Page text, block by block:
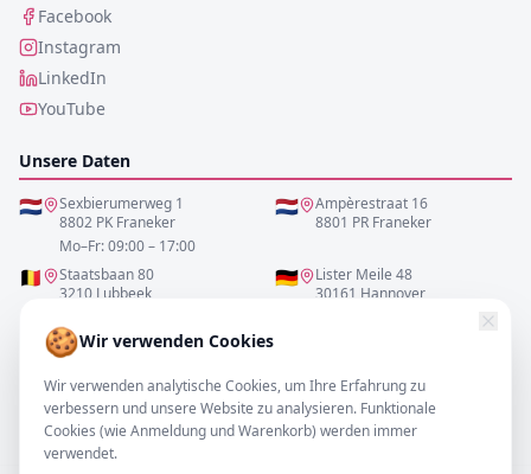
🍪Wir verwenden Cookies
Wir verwenden analytische Cookies, um Ihre Erfahrung zu
verbessern und unsere Website zu analysieren. Funktionale
Cookies (wie Anmeldung und Warenkorb) werden immer
verwendet.
Facebook
Instagram
LinkedIn
YouTube
Unsere Daten
🇳🇱
Sexbierumerweg 1
8802 PK Franeker
Mo–Fr: 09:00 – 17:00
🇳🇱
Ampèrestraat 16
8801 PR Franeker
🇧🇪
Staatsbaan 80
3210 Lubbeek
🇩🇪
Lister Meile 48
30161 Hannover
0517-700521
info@resofa.nl